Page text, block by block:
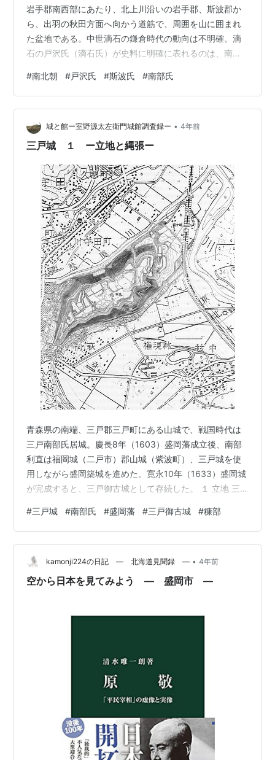
岩手郡南西部にあたり、北上川沿いの岩手郡、斯波郡か
ら、出羽の秋田方面へ向かう道筋で、周囲を山に囲まれ
た盆地である。中世滴石の鎌倉時代の動向は不明確。滴
石の戸沢氏（滴石氏）が史料に明確に表れるのは、南北
1338）南朝の陸奥守北畠顕家は、足利勢討滅のため西上
したが、和泉堺浦（大阪府堺市）で、足利の高師冬と対
戦して敗死。この時、南部政長（八戸氏：根城南部氏）
の兄師行も、顕家と運命を共にしている。 吉野の南朝か
らは、北畠顕家の弟顕信を、陸奥鎮守府将軍として奥州
#南北朝 #戸沢氏 #斯波氏 #南部氏
城と館ー室野源太左衛門城館調査録ー • 4年前
三戸城 １ ー立地と縄張ー
青森県の南端、三戸郡三戸町にある山城で、戦国時代は
三戸南部氏居城。慶長8年（1603）盛岡藩成立後、南部
利直は福岡城（二戸市）郡山城（紫波町）、三戸城を使
用しながら盛岡築城を進めた。寛永10年（1633）盛岡城
が完成すると、三戸御古城として存続した。 １ 立地 三
る。南北の斜面は高く切り立っており、西側が毘沙門平
（びしゃもんたい）に続く尾根の鞍部になっている。こ
の城山は、南側は馬淵川（まべちがわ）の氾濫原に臨
み、北側の崖下を熊原川が流れる。城山の北東山麓から
留ヶ崎の台地が突出し、馬淵川と熊原川は、留ケ崎の先
#三戸城 #南部氏 #盛岡藩 #三戸御古城 #糠部
kamonji224の日記 ― 北海道見聞録 ― • 4年前
空から日本を見てみよう ― 盛岡市 ―